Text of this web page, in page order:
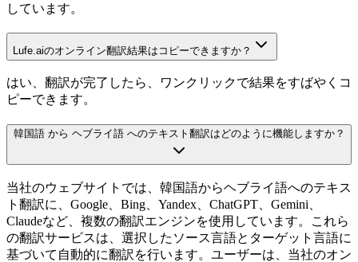
しています。
Lufe.aiのオンライン翻訳結果はコピーできますか？
はい、翻訳が完了したら、ワンクリックで結果をすばやくコ
ピーできます。
韓国語 から ヘブライ語 へのテキスト翻訳はどのように機能しますか？
当社のウェブサイトでは、韓国語からヘブライ語へのテキス
ト翻訳に、Google、Bing、Yandex、ChatGPT、Gemini、
Claudeなど、複数の翻訳エンジンを使用しています。これら
の翻訳サービスは、選択したソース言語とターゲット言語に
基づいて自動的に翻訳を行います。ユーザーは、当社のオン